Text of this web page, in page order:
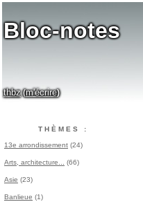
Bloc-notes
thbz(m'écrire)
THÈMES :
13e arrondissement (24)
Arts, architecture... (66)
Asie (23)
Banlieue (1)